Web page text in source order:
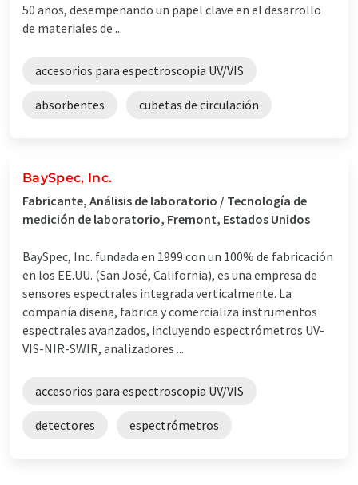
50 años, desempeñando un papel clave en el desarrollo
de materiales de ...
accesorios para espectroscopia UV/VIS
absorbentes cubetas de circulación
BaySpec, Inc.
Fabricante, Análisis de laboratorio / Tecnología de
medición de laboratorio, Fremont, Estados Unidos
BaySpec, Inc. fundada en 1999 con un 100% de fabricación
en los EE.UU. (San José, California), es una empresa de
sensores espectrales integrada verticalmente. La
compañía diseña, fabrica y comercializa instrumentos
espectrales avanzados, incluyendo espectrómetros UV-
VIS-NIR-SWIR, analizadores ...
accesorios para espectroscopia UV/VIS
detectores espectrómetros